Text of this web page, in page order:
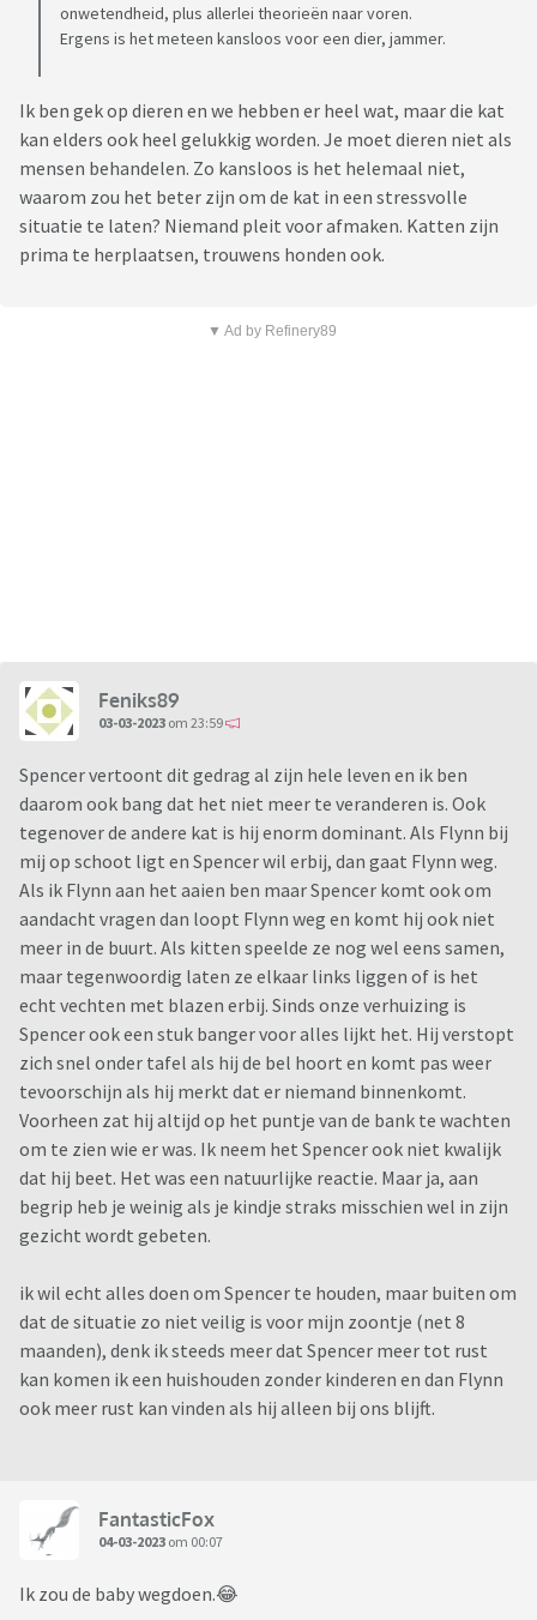
onwetendheid, plus allerlei theorieën naar voren.
Ergens is het meteen kansloos voor een dier, jammer.
Ik ben gek op dieren en we hebben er heel wat, maar die kat
kan elders ook heel gelukkig worden. Je moet dieren niet als
mensen behandelen. Zo kansloos is het helemaal niet,
waarom zou het beter zijn om de kat in een stressvolle
situatie te laten? Niemand pleit voor afmaken. Katten zijn
prima te herplaatsen, trouwens honden ook.
▼ Ad by Refinery89
Feniks89
03-03-2023 om 23:59
Spencer vertoont dit gedrag al zijn hele leven en ik ben
daarom ook bang dat het niet meer te veranderen is. Ook
tegenover de andere kat is hij enorm dominant. Als Flynn bij
mij op schoot ligt en Spencer wil erbij, dan gaat Flynn weg.
Als ik Flynn aan het aaien ben maar Spencer komt ook om
aandacht vragen dan loopt Flynn weg en komt hij ook niet
meer in de buurt. Als kitten speelde ze nog wel eens samen,
maar tegenwoordig laten ze elkaar links liggen of is het
echt vechten met blazen erbij. Sinds onze verhuizing is
Spencer ook een stuk banger voor alles lijkt het. Hij verstopt
zich snel onder tafel als hij de bel hoort en komt pas weer
tevoorschijn als hij merkt dat er niemand binnenkomt.
Voorheen zat hij altijd op het puntje van de bank te wachten
om te zien wie er was. Ik neem het Spencer ook niet kwalijk
dat hij beet. Het was een natuurlijke reactie. Maar ja, aan
begrip heb je weinig als je kindje straks misschien wel in zijn
gezicht wordt gebeten.
ik wil echt alles doen om Spencer te houden, maar buiten om
dat de situatie zo niet veilig is voor mijn zoontje (net 8
maanden), denk ik steeds meer dat Spencer meer tot rust
kan komen ik een huishouden zonder kinderen en dan Flynn
ook meer rust kan vinden als hij alleen bij ons blijft.
FantasticFox
04-03-2023 om 00:07
Ik zou de baby wegdoen.😂